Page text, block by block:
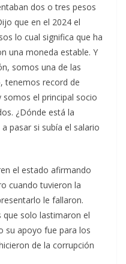
dos o tres pesos
que en el 2024 el
lo cual significa que ha
una moneda estable. Y
somos una de las
tenemos record de
el principal socio
¿Dónde está la
pasar si subía el salario
el estado afirmando
cuando tuvieron la
le fallaron.
que solo lastimaron el
su apoyo fue para los
de la corrupción